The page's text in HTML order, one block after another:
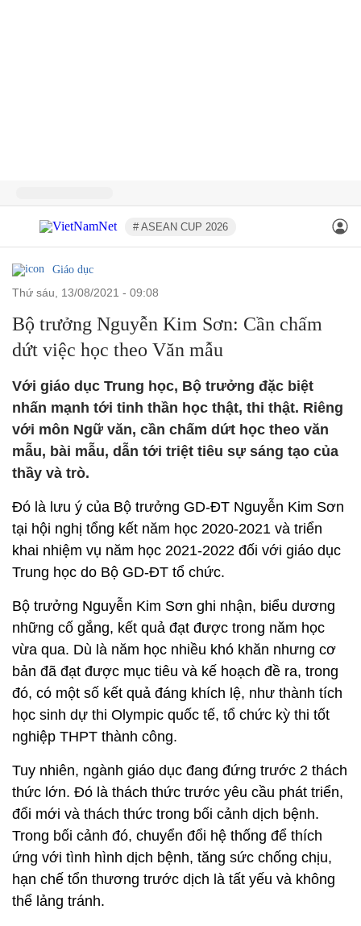
# ASEAN CUP 2026
Giáo dục
thứ sáu, 13/08/2021 - 09:08
Bộ trưởng Nguyễn Kim Sơn: Cần chấm
dứt việc học theo Văn mẫu
Với giáo dục Trung học, Bộ trưởng đặc biệt
nhấn mạnh tới tinh thần học thật, thi thật. Riêng
với môn Ngữ văn, cần chấm dứt học theo văn
mẫu, bài mẫu, dẫn tới triệt tiêu sự sáng tạo của
thầy và trò.
Đó là lưu ý của Bộ trưởng GD-ĐT Nguyễn Kim Sơn
tại hội nghị tổng kết năm học 2020-2021 và triển
khai nhiệm vụ năm học 2021-2022 đối với giáo dục
Trung học do Bộ GD-ĐT tổ chức.
Bộ trưởng Nguyễn Kim Sơn ghi nhận, biểu dương
những cố gắng, kết quả đạt được trong năm học
vừa qua. Dù là năm học nhiều khó khăn nhưng cơ
bản đã đạt được mục tiêu và kế hoạch đề ra, trong
đó, có một số kết quả đáng khích lệ, như thành tích
học sinh dự thi Olympic quốc tế, tổ chức kỳ thi tốt
nghiệp THPT thành công.
Tuy nhiên, ngành giáo dục đang đứng trước 2 thách
thức lớn. Đó là thách thức trước yêu cầu phát triển,
đổi mới và thách thức trong bối cảnh dịch bệnh.
Trong bối cảnh đó, chuyển đổi hệ thống để thích
ứng với tình hình dịch bệnh, tăng sức chống chịu,
hạn chế tổn thương trước dịch là tất yếu và không
thể lảng tránh.